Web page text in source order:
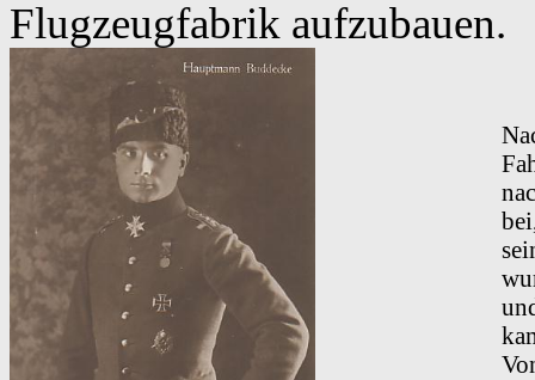
Flugzeugfabrik aufzubauen.